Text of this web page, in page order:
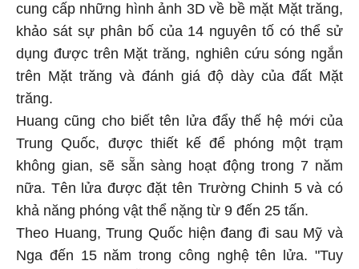
cung cấp những hình ảnh 3D về bề mặt Mặt trăng,
khảo sát sự phân bố của 14 nguyên tố có thể sử
dụng được trên Mặt trăng, nghiên cứu sóng ngắn
trên Mặt trăng và đánh giá độ dày của đất Mặt
trăng.
Huang cũng cho biết tên lửa đẩy thế hệ mới của
Trung Quốc, được thiết kế để phóng một trạm
không gian, sẽ sẵn sàng hoạt động trong 7 năm
nữa. Tên lửa được đặt tên Trường Chinh 5 và có
khả năng phóng vật thể nặng từ 9 đến 25 tấn.
Theo Huang, Trung Quốc hiện đang đi sau Mỹ và
Nga đến 15 năm trong công nghệ tên lửa. "Tuy